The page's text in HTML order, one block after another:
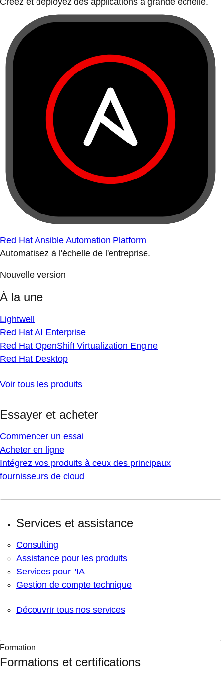
Créez et déployez des applications à grande échelle.
Red Hat Ansible Automation Platform
Automatisez à l'échelle de l'entreprise.
Nouvelle version
À la une
Lightwell
Red Hat AI Enterprise
Red Hat OpenShift Virtualization Engine
Red Hat Desktop
Voir tous les produits
Essayer et acheter
Commencer un essai
Acheter en ligne
Intégrez vos produits à ceux des principaux
fournisseurs de cloud
Services et assistance
Consulting
Assistance pour les produits
Services pour l'IA
Gestion de compte technique
Découvrir tous nos services
Formation
Formations et certifications